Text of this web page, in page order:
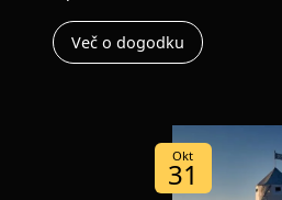
Več o dogodku
Okt
31